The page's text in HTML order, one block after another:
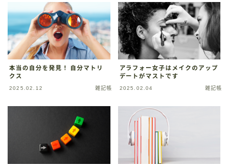
運営者情報
本当の自分を発見！ 自分マトリ
クス
2025.02.12 雑記帳
アラフォー女子はメイクのアップ
デートがマストです
2025.02.04 雑記帳